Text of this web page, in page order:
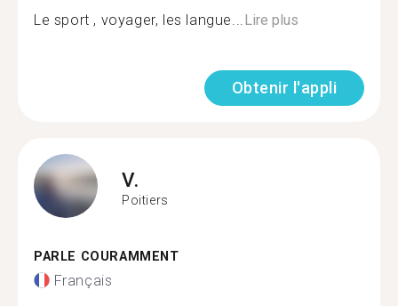
Le sport , voyager, les langue...Lire plus
Obtenir l'appli
V.
Poitiers
PARLE COURAMMENT
Français